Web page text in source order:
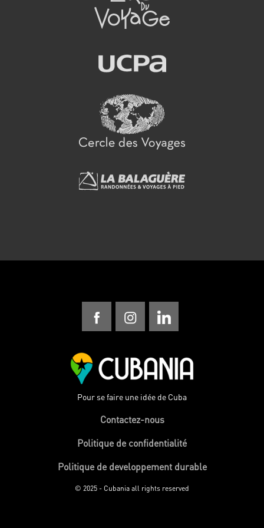
Pour se faire une idée de Cuba
Contactez-nous
Politique de confidentialité
Politique de developpement durable
© 2025 - Cubania all rights reserved